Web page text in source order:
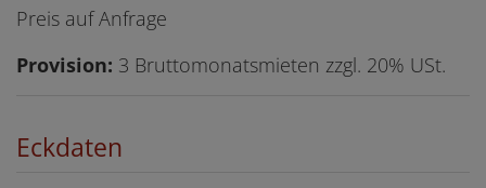
Preis auf Anfrage
Provision: 3 Bruttomonatsmieten zzgl. 20% USt.
Eckdaten